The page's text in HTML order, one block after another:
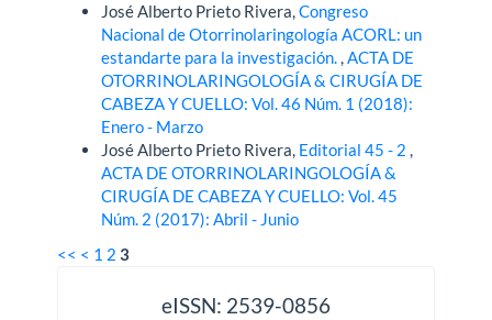
José Alberto Prieto Rivera,Congreso
Nacional de Otorrinolaringología ACORL: un
estandarte para la investigación.,ACTA DE
OTORRINOLARINGOLOGÍA & CIRUGÍA DE
CABEZA Y CUELLO: Vol. 46 Núm. 1 (2018):
Enero - Marzo
José Alberto Prieto Rivera, Editorial 45 - 2,
ACTA DE OTORRINOLARINGOLOGÍA &
CIRUGÍA DE CABEZA Y CUELLO: Vol. 45
Núm. 2 (2017): Abril - Junio
<< < 1 2 3
eISSN: 2539-0856